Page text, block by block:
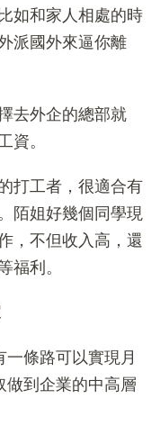
如和家人相處的時
派國外來逼你離
去外企的總部就
。
打工者，很適合有
陌姐好幾個同學現
，不但收入高，還
利。
條路可以實現月
到企業的中高層